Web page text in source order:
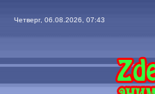
Четверг, 06.08.2026, 07:43